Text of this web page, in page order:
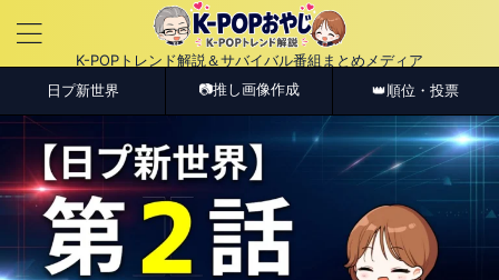
K-POPトレンド解説＆サバイバル番組まとめメディア
日プ新世界 📷推し画像作成 👑順位・投票